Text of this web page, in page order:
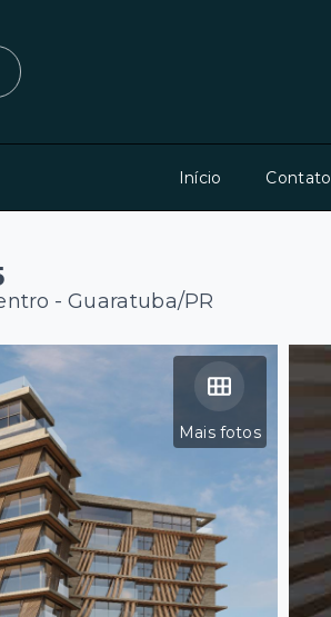
Início Contato
- Guaratuba/PR
Mais fotos